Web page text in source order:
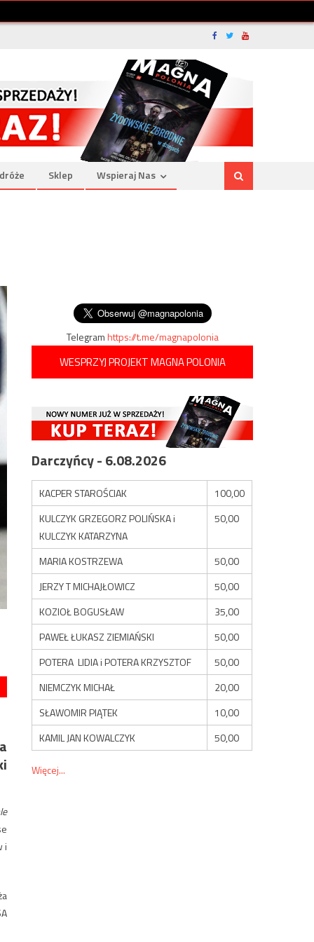
Sklep Wspieraj Nas
i
Telegramhttps://t.me/magnapolonia
WESPRZYJ PROJEKT MAGNA POLONIA
Darczyńcy - 6.08.2026
KACPER STAROŚCIAK
100,00
KULCZYK GRZEGORZ POLIŃSKA i
KULCZYK KATARZYNA
50,00
MARIA KOSTRZEWA
50,00
JERZY T MICHAJŁOWICZ
50,00
KOZIOŁ BOGUSŁAW
35,00
PAWEŁ ŁUKASZ ZIEMIAŃSKI
50,00
POTERA LIDIA i POTERA KRZYSZTOF
50,00
NIEMCZYK MICHAŁ
20,00
SŁAWOMIR PIĄTEK
10,00
KAMIL JAN KOWALCZYK
50,00
Więcej...